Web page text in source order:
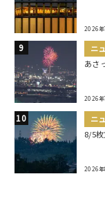
2026年
ニ
あさ
2026年
ニ
8/5
2026年